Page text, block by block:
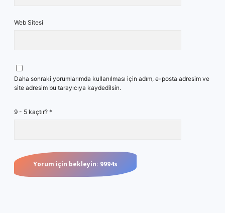
Web Sitesi
Daha sonraki yorumlarımda kullanılması için adım, e-posta adresim ve
site adresim bu tarayıcıya kaydedilsin.
9 - 5 kaçtır? *